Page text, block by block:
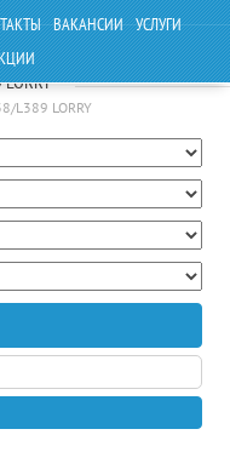
ВАКАНСИИ УСЛУГИ
L389 LORRY